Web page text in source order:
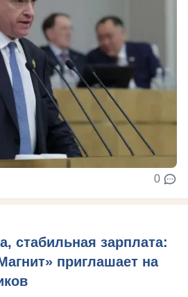
0
стабильная зарплата:
приглашает на